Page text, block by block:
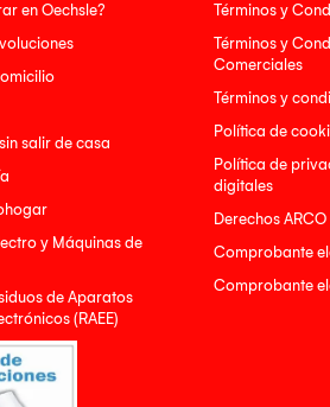
en Oechsle?
salir de casa
y Máquinas de
de Aparatos
(RAEE)
Términos y
Términos y
Comerciales
Términos y
Política de
Política de
digitales
Derechos ARCO
Comprobante
Comprobante